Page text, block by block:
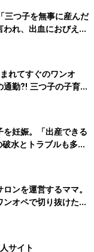
三つ子を無事に産んだ
れ、出血におびえる
ュー】
れてすぐのワンオ
通勤⁈ 三つ子の子育て
妊娠。「出産できる
水とトラブルも多数
ンを運営するママ。
オペで切り抜けた赤
・後編】
サイト